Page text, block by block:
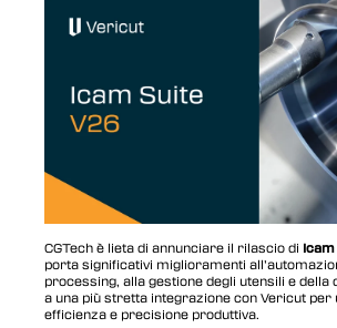
CGTech è lieta di annunciare il rilascio di
porta significativi miglioramenti
processing, alla gestione degli utensili e della
a una più stretta integrazione con Vericut per
efficienza e precisione produttiva.